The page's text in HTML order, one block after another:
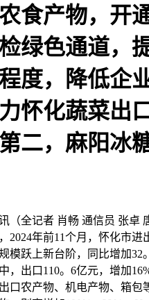
食产物，开
绿色通道，
度，降低企
怀化蔬菜出
二，麻阳冰
全记者 肖畅 通信员 张卓
2024年前11个月，怀化市进
模跃上新台阶，同比增加32
，出口110。6亿元，增加
口农产物、机电产物、箱包